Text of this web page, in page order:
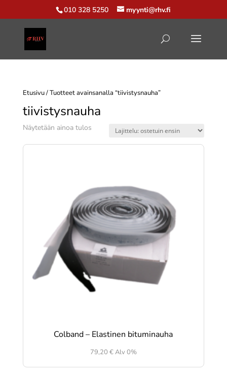
010 328 5250 myynti@rhv.fi
Etusivu/ Tuotteet avainsanalla “tiivistysnauha”
tiivistysnauha
Näytetään ainoa tulos
Colband – Elastinen bituminauha
79,20 €Alv 0%